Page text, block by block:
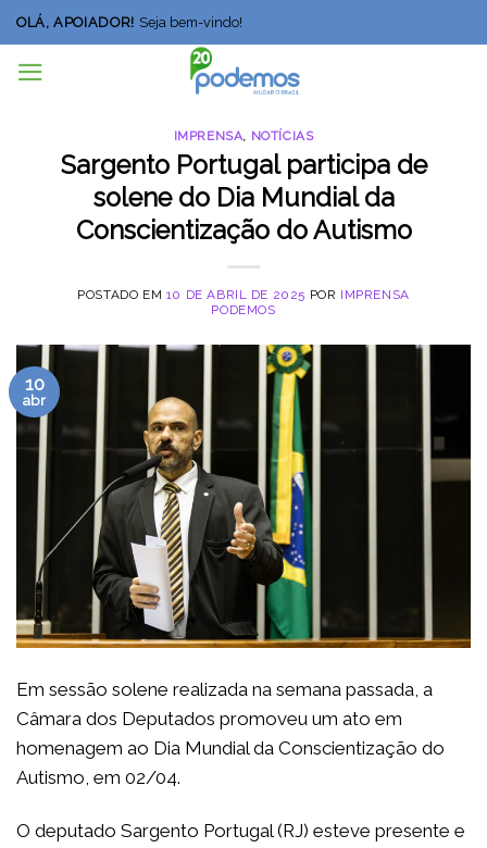
Skip
to
content
OLÁ, APOIADOR! Seja bem-vindo!
IMPRENSA, NOTÍCIAS
Sargento Portugal participa de
solene do Dia Mundial da
Conscientização do Autismo
POSTADO EM 10 DE ABRIL DE 2025 POR IMPRENSA
PODEMOS
10
abr
Em sessão solene realizada na semana passada, a
Câmara dos Deputados promoveu um ato em
homenagem ao Dia Mundial da Conscientização do
Autismo, em 02/04.
O deputado Sargento Portugal (RJ) esteve presente e